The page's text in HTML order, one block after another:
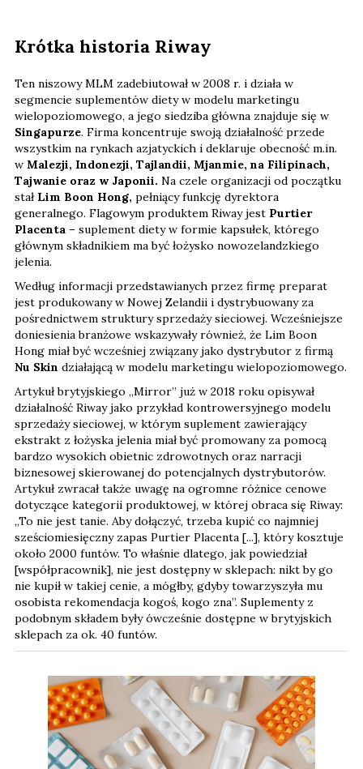
Krótka historia Riway
Ten niszowy MLM zadebiutował w 2008 r. i działa w
segmencie suplementów diety w modelu marketingu
wielopoziomowego, a jego siedziba główna znajduje się w
Singapurze. Firma koncentruje swoją działalność przede
wszystkim na rynkach azjatyckich i deklaruje obecność m.in.
w Malezji, Indonezji, Tajlandii, Mjanmie, na Filipinach,
Tajwanie oraz w Japonii. Na czele organizacji od początku
stał Lim Boon Hong, pełniący funkcję dyrektora
generalnego. Flagowym produktem Riway jest Purtier
Placenta – suplement diety w formie kapsułek, którego
głównym składnikiem ma być łożysko nowozelandzkiego
jelenia.
Według informacji przedstawianych przez firmę preparat
jest produkowany w Nowej Zelandii i dystrybuowany za
pośrednictwem struktury sprzedaży sieciowej. Wcześniejsze
doniesienia branżowe wskazywały również, że Lim Boon
Hong miał być wcześniej związany jako dystrybutor z firmą
Nu Skin działającą w modelu marketingu wielopoziomowego.
Artykuł brytyjskiego „Mirror” już w 2018 roku opisywał
działalność Riway jako przykład kontrowersyjnego modelu
sprzedaży sieciowej, w którym suplement zawierający
ekstrakt z łożyska jelenia miał być promowany za pomocą
bardzo wysokich obietnic zdrowotnych oraz narracji
biznesowej skierowanej do potencjalnych dystrybutorów.
Artykuł zwracał także uwagę na ogromne różnice cenowe
dotyczące kategorii produktowej, w której obraca się Riway: ​​
„To nie jest tanie. Aby dołączyć, trzeba kupić co najmniej
sześciomiesięczny zapas Purtier Placenta [...], który kosztuje
około 2000 funtów. To właśnie dlatego, jak powiedział
[współpracownik], nie jest dostępny w sklepach: nikt by go
nie kupił w takiej cenie, a mógłby, gdyby towarzyszyła mu
osobista rekomendacja kogoś, kogo zna”. Suplementy z
podobnym składem były ówcześnie dostępne w brytyjskich
sklepach za ok. 40 funtów.